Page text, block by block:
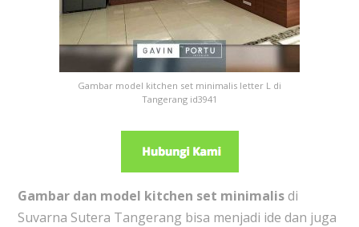
Gambar model kitchen set minimalis letter L di
Tangerang id3941
Gambar dan model kitchen set minimalisdi
Suvarna Sutera Tangerang bisa menjadi ide dan juga